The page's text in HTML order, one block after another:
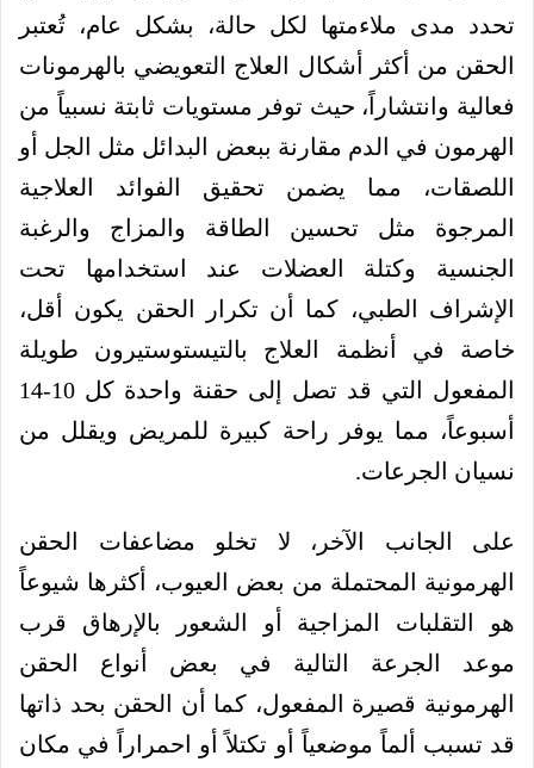
تحدد مدى ملاءمتها لكل حالة، بشكل عام، تُعتبر
الحقن من أكثر أشكال العلاج التعويضي بالهرمونات
فعالية وانتشاراً، حيث توفر مستويات ثابتة نسبياً من
الهرمون في الدم مقارنة ببعض البدائل مثل الجل أو
اللصقات، مما يضمن تحقيق الفوائد العلاجية
المرجوة مثل تحسين الطاقة والمزاج والرغبة
الجنسية وكتلة العضلات عند استخدامها تحت
الإشراف الطبي، كما أن تكرار الحقن يكون أقل،
خاصة في أنظمة العلاج بالتيستوستيرون طويلة
المفعول التي قد تصل إلى حقنة واحدة كل 10-14
أسبوعاً، مما يوفر راحة كبيرة للمريض ويقلل من
نسيان الجرعات.
على الجانب الآخر، لا تخلو مضاعفات الحقن
الهرمونية المحتملة من بعض العيوب، أكثرها شيوعاً
هو التقلبات المزاجية أو الشعور بالإرهاق قرب
موعد الجرعة التالية في بعض أنواع الحقن
الهرمونية قصيرة المفعول، كما أن الحقن بحد ذاتها
قد تسبب ألماً موضعياً أو تكتلاً أو احمراراً في مكان